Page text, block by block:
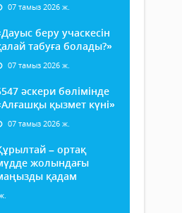
07 тамыз 2026 ж.
беру учаскесін
табуға болады?»
07 тамыз 2026 ж.
әскери бөлімінде
қызмет күні»
07 тамыз 2026 ж.
– ортақ
жолындағы
қадам